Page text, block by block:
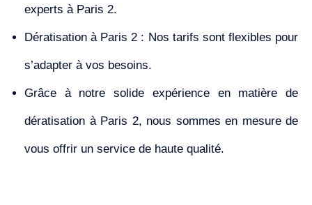
experts à Paris 2.
Dératisation à Paris 2 : Nos tarifs sont flexibles pour
s’adapter à vos besoins.
Grâce à notre solide expérience en matière de
dératisation à Paris 2, nous sommes en mesure de
vous offrir un service de haute qualité.